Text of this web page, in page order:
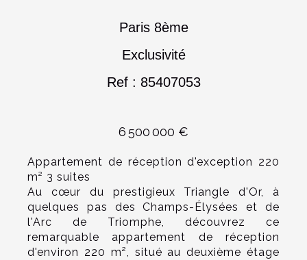
Paris 8ème
Exclusivité
Ref : 85407053
6 500 000 €
Appartement de réception d'exception 220
m² 3 suites
Au cœur du prestigieux Triangle d'Or, à
quelques pas des Champs-Élysées et de
l'Arc de Triomphe, découvrez ce
remarquable appartement de réception
d'environ 220 m², situé au deuxième étage